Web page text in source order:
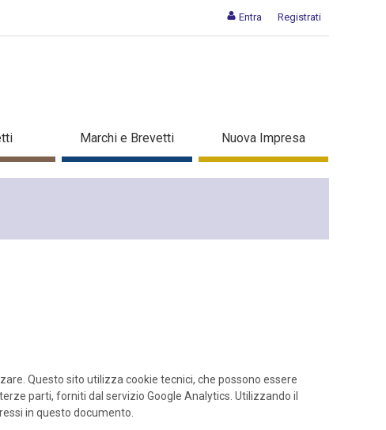
Entra Registrati
Marchi e Brevetti Nuova Impresa
Questo sito utilizza cookie tecnici, che possono essere
parti, forniti dal servizio Google Analytics. Utilizzando il
in questo documento.